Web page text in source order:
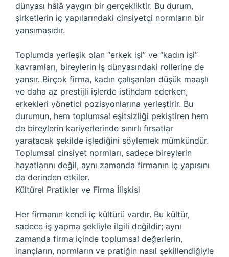
dünyası hâlâ yaygın bir gerçekliktir. Bu durum,
şirketlerin iç yapılarındaki cinsiyetçi normların bir
yansımasıdır.
Toplumda yerleşik olan “erkek işi” ve “kadın işi”
kavramları, bireylerin iş dünyasındaki rollerine de
yansır. Birçok firma, kadın çalışanları düşük maaşlı
ve daha az prestijli işlerde istihdam ederken,
erkekleri yönetici pozisyonlarına yerleştirir. Bu
durumun, hem toplumsal eşitsizliği pekiştiren hem
de bireylerin kariyerlerinde sınırlı fırsatlar
yaratacak şekilde işlediğini söylemek mümkündür.
Toplumsal cinsiyet normları, sadece bireylerin
hayatlarını değil, aynı zamanda firmanın iç yapısını
da derinden etkiler.
Kültürel Pratikler ve Firma İlişkisi
Her firmanın kendi iç kültürü vardır. Bu kültür,
sadece iş yapma şekliyle ilgili değildir; aynı
zamanda firma içinde toplumsal değerlerin,
inançların, normların ve pratiğin nasıl şekillendiğiyle